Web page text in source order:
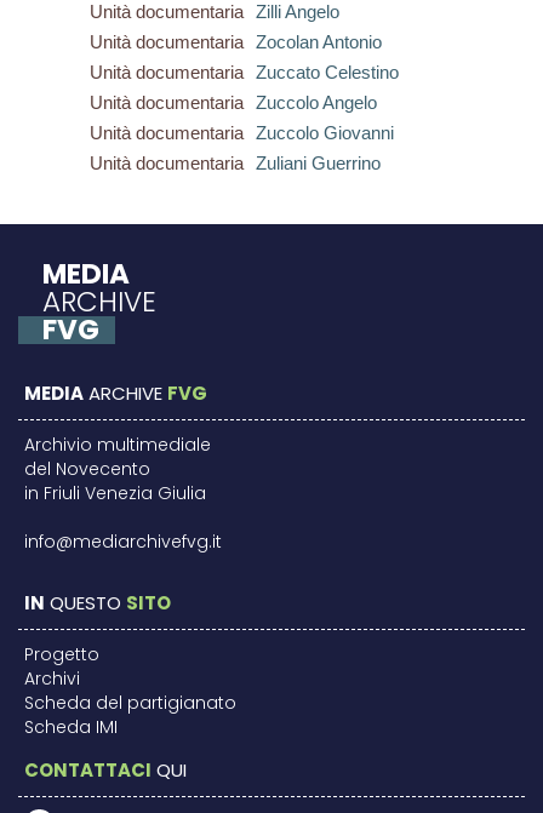
Unità documentaria
Zilli Angelo
Unità documentaria
Zocolan Antonio
Unità documentaria
Zuccato Celestino
Unità documentaria
Zuccolo Angelo
Unità documentaria
Zuccolo Giovanni
Unità documentaria
Zuliani Guerrino
MEDIA
ARCHIVE
FVG
MEDIAARCHIVE FVG
Archivio multimediale
del Novecento
in Friuli Venezia Giulia
info@mediarchivefvg.it
IN QUESTO SITO
Progetto
Archivi
Scheda del partigianato
Scheda IMI
CONTATTACI QUI